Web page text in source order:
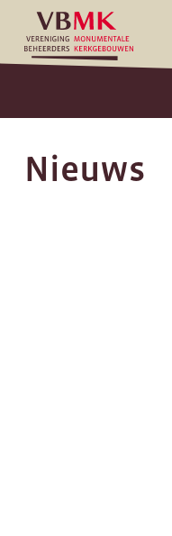
Nieuws